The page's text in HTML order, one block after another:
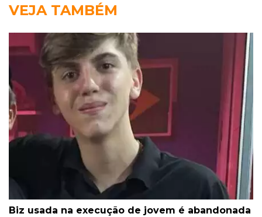
VEJA TAMBÉM
Biz usada na execução de jovem é abandonada